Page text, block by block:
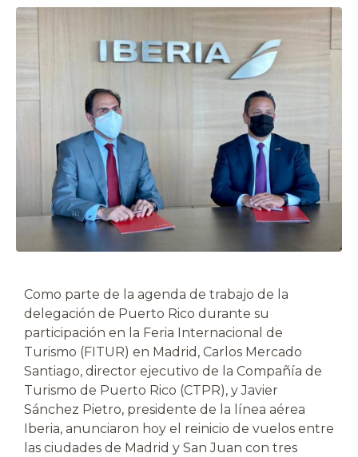
Como parte de la agenda de trabajo de la
delegación de Puerto Rico durante su
participación en la Feria Internacional de
Turismo (FITUR) en Madrid, Carlos Mercado
Santiago, director ejecutivo de la Compañía de
Turismo de Puerto Rico (CTPR), y Javier
Sánchez Pietro, presidente de la línea aérea
Iberia, anunciaron hoy el reinicio de vuelos entre
las ciudades de Madrid y San Juan con tres